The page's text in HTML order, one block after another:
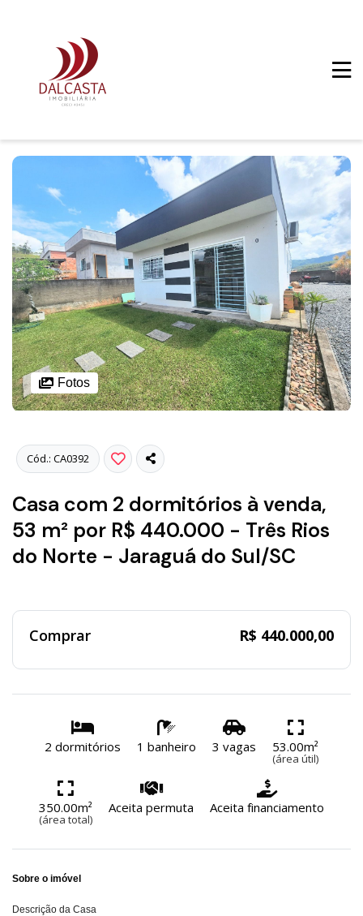
Fotos
Cód.: CA0392
Casa com 2 dormitórios à venda,
53 m² por R$ 440.000 - Três Rios
do Norte - Jaraguá do Sul/SC
Comprar R$ 440.000,00
2 dormitórios 1 banheiro 3 vagas 53.00m²
(área útil)
350.00m²
(área total)
Aceita permuta Aceita financiamento
Sobre o imóvel
Descrição da Casa